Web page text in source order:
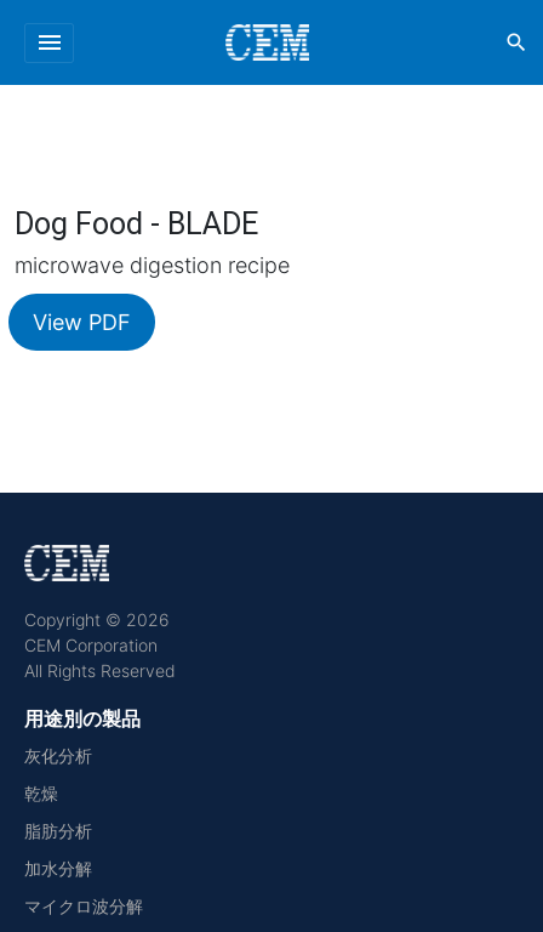
menu search
Dog Food - BLADE
microwave digestion recipe
View PDF
Copyright © 2026
CEM Corporation
All Rights Reserved
用途別の製品
灰化分析
乾燥
脂肪分析
加水分解
マイクロ波分解